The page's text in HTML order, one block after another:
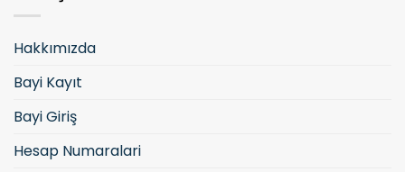
Hakkımızda
Bayi Kayıt
Bayi Giriş
Hesap Numaralari